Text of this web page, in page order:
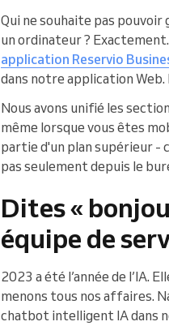
Qui ne souhaite pas
un ordinateur ?
application Reservio
dans notre application
Nous avons unifié les
même lorsque vous êtes
partie d'un plan supérieur -
pas seulement depuis le
Dites «
équipe de
2023 a été l’année de l’IA.
menons tous nos affaires.
chatbot intelligent IA dans